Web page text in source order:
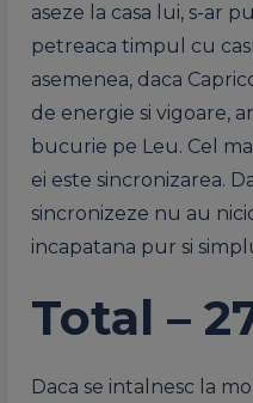
aseze la casa lui, s-ar
petreaca timpul cu
asemenea, daca
de energie si vigoare,
bucurie pe Leu. Cel
ei este sincronizarea.
sincronizeze nu au
incapatana pur si
Total –
Daca se intalnesc la